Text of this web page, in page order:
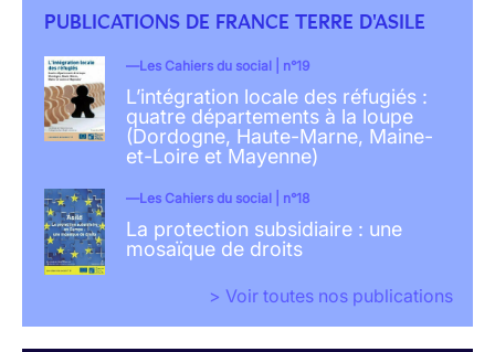
PUBLICATIONS DE FRANCE TERRE D'ASILE
Les Cahiers du social | n°19
L’intégration locale des réfugiés :
quatre départements à la loupe
(Dordogne, Haute-Marne, Maine-
et-Loire et Mayenne)
Les Cahiers du social | n°18
La protection subsidiaire : une
mosaïque de droits
> Voir toutes nos publications